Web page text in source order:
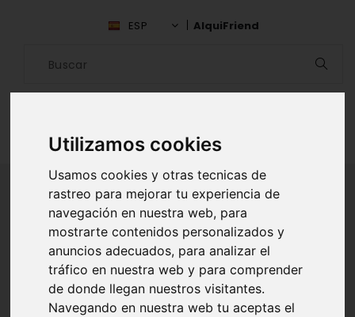
Utilizamos cookies
Usamos cookies y otras tecnicas de
rastreo para mejorar tu experiencia de
navegación en nuestra web, para
mostrarte contenidos personalizados y
anuncios adecuados, para analizar el
tráfico en nuestra web y para comprender
de donde llegan nuestros visitantes.
Navegando en nuestra web tu aceptas el
ESP AlquiFriend
ALQUILAR AMIGO
Inicio Amigos Madrid David Fernandez Canelon